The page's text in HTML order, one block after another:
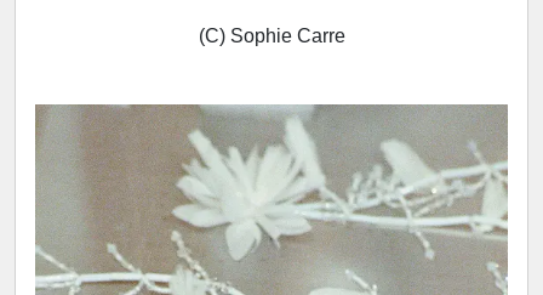
(C) Sophie Carre